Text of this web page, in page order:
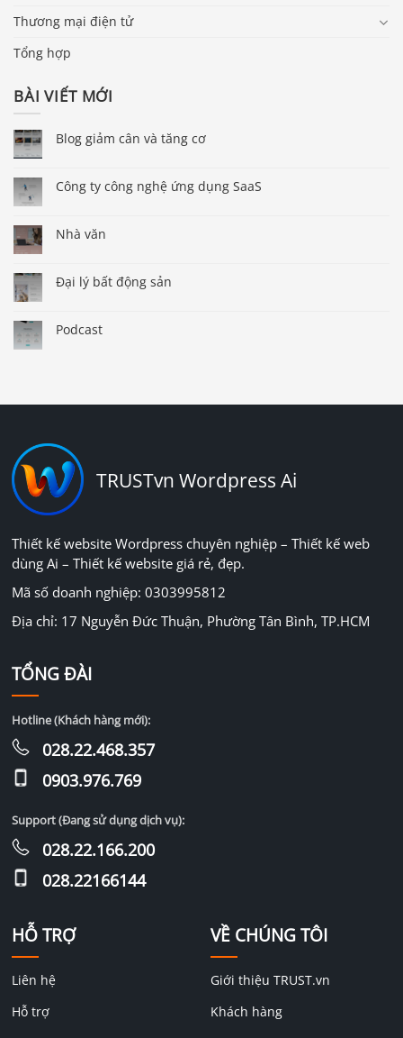
Thương mại điện tử
Tổng hợp
BÀI VIẾT MỚI
Blog giảm cân và tăng cơ
Công ty công nghệ ứng dụng SaaS
Nhà văn
Đại lý bất động sản
Podcast
TRUSTvn Wordpress Ai
Thiết kế website Wordpress chuyên nghiệp – Thiết kế web
dùng Ai – Thiết kế website giá rẻ, đẹp.
Mã số doanh nghiệp: 0303995812
Địa chỉ: 17 Nguyễn Đức Thuận, Phường Tân Bình, TP.HCM
HỖ TRỢ
Liên hệ
Hỗ trợ
VỀ CHÚNG TÔI
Giới thiệu TRUST.vn
Khách hàng
TỔNG ĐÀI
Hotline (Khách hàng mới):
028.22.468.357
0903.976.769
Support (Đang sử dụng dịch vụ):
028.22.166.200
028.22166144